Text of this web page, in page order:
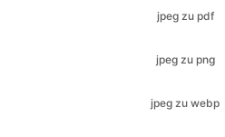
jpeg zu webp
jpg zu gif
jpg zu ico